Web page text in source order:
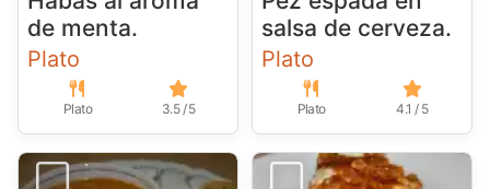
de menta.
Plato
Plato 3.5 / 5
salsa de cerveza.
Plato
Plato 4.1 / 5